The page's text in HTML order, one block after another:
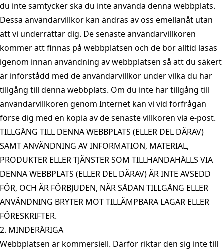
du inte samtycker ska du inte använda denna webbplats.
Dessa användarvillkor kan ändras av oss emellanåt utan
att vi underrättar dig. De senaste användarvillkoren
kommer att finnas på webbplatsen och de bör alltid läsas
igenom innan användning av webbplatsen så att du säkert
är införstådd med de användarvillkor under vilka du har
tillgång till denna webbplats. Om du inte har tillgång till
användarvillkoren genom Internet kan vi vid förfrågan
förse dig med en kopia av de senaste villkoren via e-post.
TILLGÅNG TILL DENNA WEBBPLATS (ELLER DEL DÄRAV)
SAMT ANVÄNDNING AV INFORMATION, MATERIAL,
PRODUKTER ELLER TJÄNSTER SOM TILLHANDAHÅLLS VIA
DENNA WEBBPLATS (ELLER DEL DÄRAV) ÄR INTE AVSEDD
FÖR, OCH ÄR FÖRBJUDEN, NÄR SÅDAN TILLGÅNG ELLER
ANVÄNDNING BRYTER MOT TILLÄMPBARA LAGAR ELLER
FÖRESKRIFTER.
2. MINDERÅRIGA
Webbplatsen är kommersiell. Därför riktar den sig inte till